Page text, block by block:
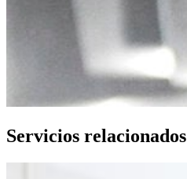
Servicios relacionados